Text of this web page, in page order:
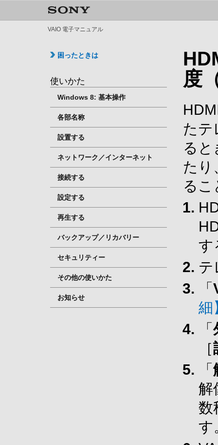
VAIO 電子マニュアル
困ったときは
使いかた
Windows 8: 基本操作
各部名称
設置する
ネットワーク／インターネット
接続する
設定する
再生する
バックアップ／リカバリー
セキュリティー
その他の使いかた
お知らせ
度
たテ
ると
たり
るこ
す
テ
「
細
「
［
「
解
数
す